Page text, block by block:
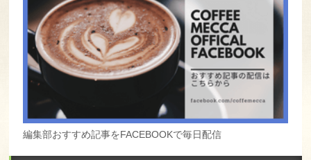
編集部おすすめ記事をFACEBOOKで毎日配信